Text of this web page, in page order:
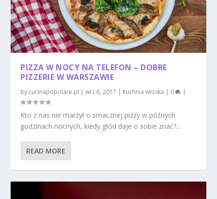
PIZZA W NOCY NA TELEFON – DOBRE
PIZZERIE W WARSZAWIE
by cucinapopolare.pl |wrz 6, 2017 | Kuchnia włoska | 0 |
Kto z nas nie marzył o smacznej pizzy w późnych
godzinach nocnych, kiedy głód daje o sobie znać?...
READ MORE